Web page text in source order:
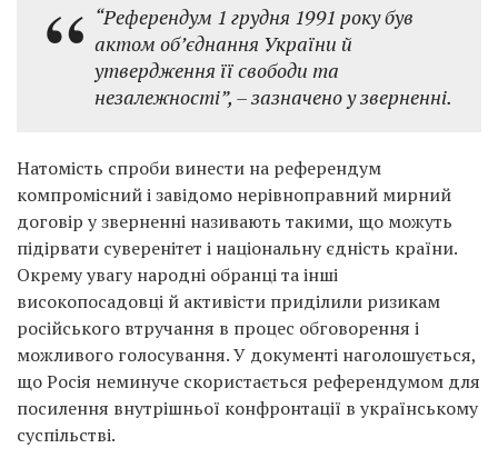
“Референдум 1 грудня 1991 року був
актом об’єднання України й
утвердження її свободи та
незалежності”, – зазначено у зверненні.
Натомість спроби винести на референдум
компромісний і завідомо нерівноправний мирний
договір у зверненні називають такими, що можуть
підірвати суверенітет і національну єдність країни.
Окрему увагу народні обранці та інші
високопосадовці й активісти приділили ризикам
російського втручання в процес обговорення і
можливого голосування. У документі наголошується,
що Росія неминуче скористається референдумом для
посилення внутрішньої конфронтації в українському
суспільстві.